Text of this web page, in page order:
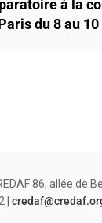
à la
du 8 au
86, allée de
|